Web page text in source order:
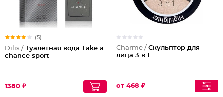
(5)
Dilis / Туалетная вода Take a
chance sport
1380 ₽
Charme / Скульптор для
лица 3 в 1
от 468 ₽